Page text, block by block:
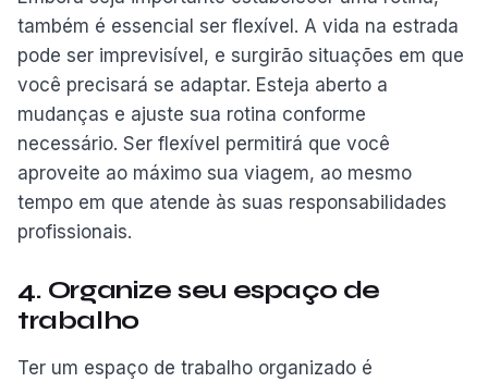
também é essencial ser flexível. A vida na estrada
pode ser imprevisível, e surgirão situações em que
você precisará se adaptar. Esteja aberto a
mudanças e ajuste sua rotina conforme
necessário. Ser flexível permitirá que você
aproveite ao máximo sua viagem, ao mesmo
tempo em que atende às suas responsabilidades
profissionais.
4. Organize seu espaço de
trabalho
Ter um espaço de trabalho organizado é